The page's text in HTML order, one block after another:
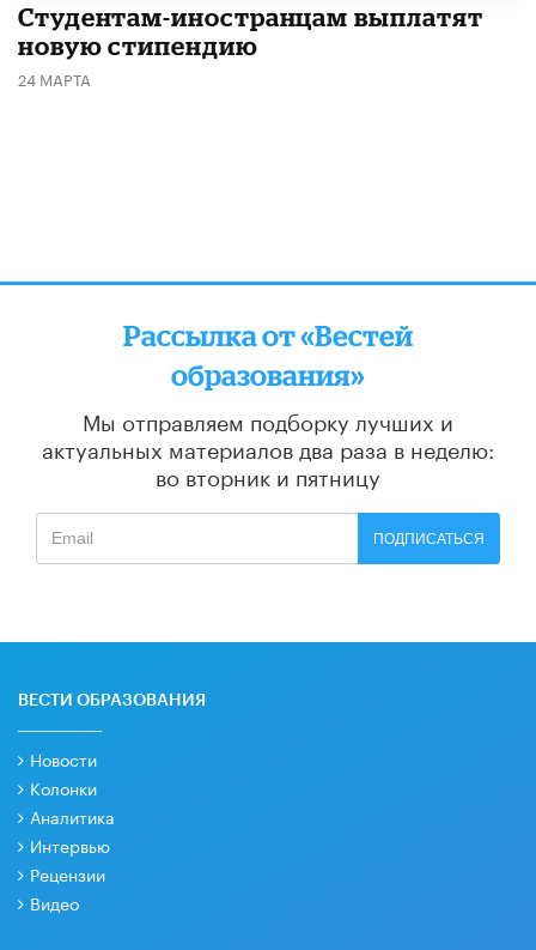
Студентам-иностранцам выплатят
новую стипендию
24 МАРТА
Рассылка от «Вестей
образования»
Мы отправляем подборку лучших и
актуальных материалов два раза в неделю:
во вторник и пятницу
ПОДПИСАТЬСЯ
ВЕСТИ ОБРАЗОВАНИЯ
Новости
Колонки
Аналитика
Интервью
Рецензии
Видео